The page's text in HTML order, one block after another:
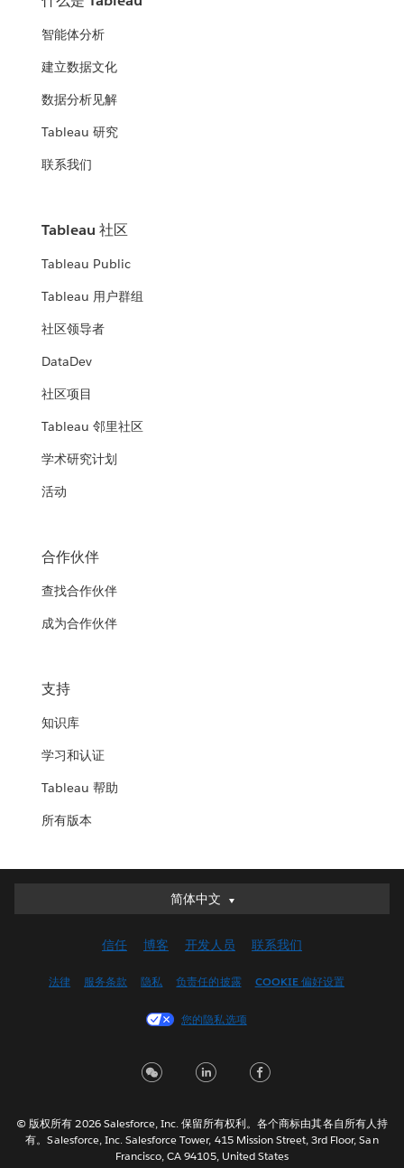
智能体分析
建立数据文化
数据分析见解
Tableau 研究
联系我们
Tableau 社区
Tableau Public
Tableau 用户群组
社区领导者
DataDev
社区项目
Tableau 邻里社区
学术研究计划
活动
合作伙伴
查找合作伙伴
成为合作伙伴
支持
知识库
学习和认证
Tableau 帮助
所有版本
简体中文
简体中文
English (UK)
Français (Canada)
Italiano
한국어
Nederlands
信任 博客 开发人员 联系我们
法律 服务条款 隐私 负责任的披露 COOKIE 偏好设置
您的隐私选项
© 版权所有 2026 Salesforce, Inc. 保留所有权利。各个商标由其各自所有人持
有。Salesforce, Inc. Salesforce Tower, 415 Mission Street, 3rd Floor, San
Francisco, CA 94105, United States